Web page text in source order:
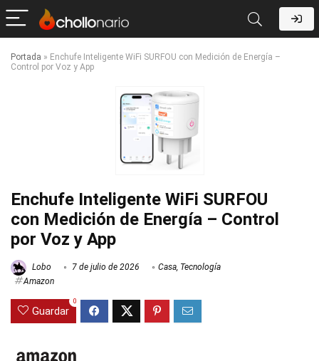
Portada » Enchufe Inteligente WiFi SURFOU con Medición de Energía –
Control por Voz y App
Enchufe Inteligente WiFi SURFOU
con Medición de Energía – Control
por Voz y App
Lobo 7 de julio de 2026 Casa, Tecnología
Amazon
Guardar
0